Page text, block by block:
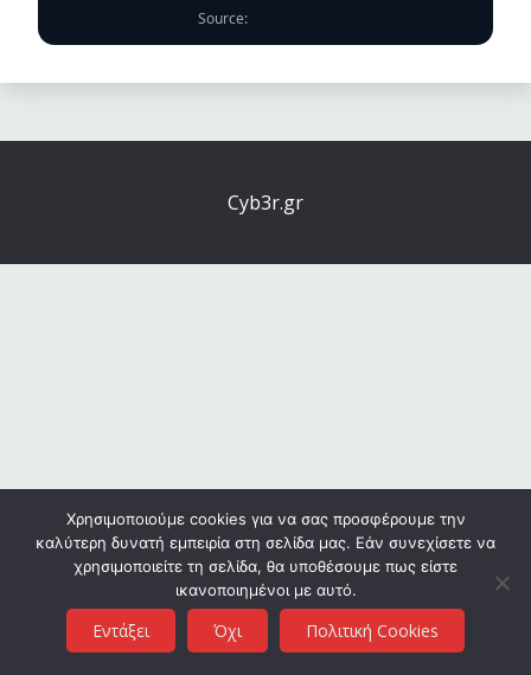
Source:
Cyb3r.gr
Χρησιμοποιούμε cookies για να σας προσφέρουμε την
καλύτερη δυνατή εμπειρία στη σελίδα μας. Εάν συνεχίσετε να
χρησιμοποιείτε τη σελίδα, θα υποθέσουμε πως είστε
ικανοποιημένοι με αυτό.
Εντάξει Όχι Πολιτική Cookies